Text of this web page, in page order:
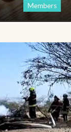
Members